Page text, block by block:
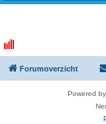
Forumoverzicht
Powered by